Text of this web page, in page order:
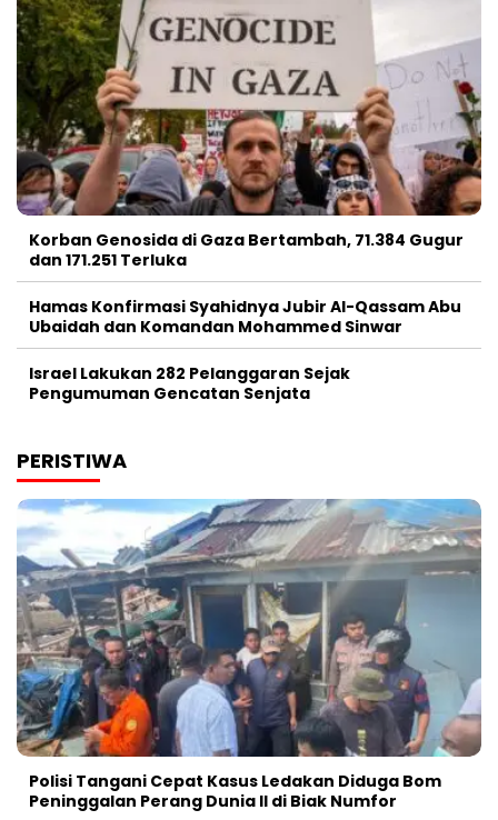
Korban Genosida di Gaza Bertambah, 71.384 Gugur
dan 171.251 Terluka
Hamas Konfirmasi Syahidnya Jubir Al-Qassam Abu
Ubaidah dan Komandan Mohammed Sinwar
Israel Lakukan 282 Pelanggaran Sejak
Pengumuman Gencatan Senjata
PERISTIWA
Polisi Tangani Cepat Kasus Ledakan Diduga Bom
Peninggalan Perang Dunia II di Biak Numfor